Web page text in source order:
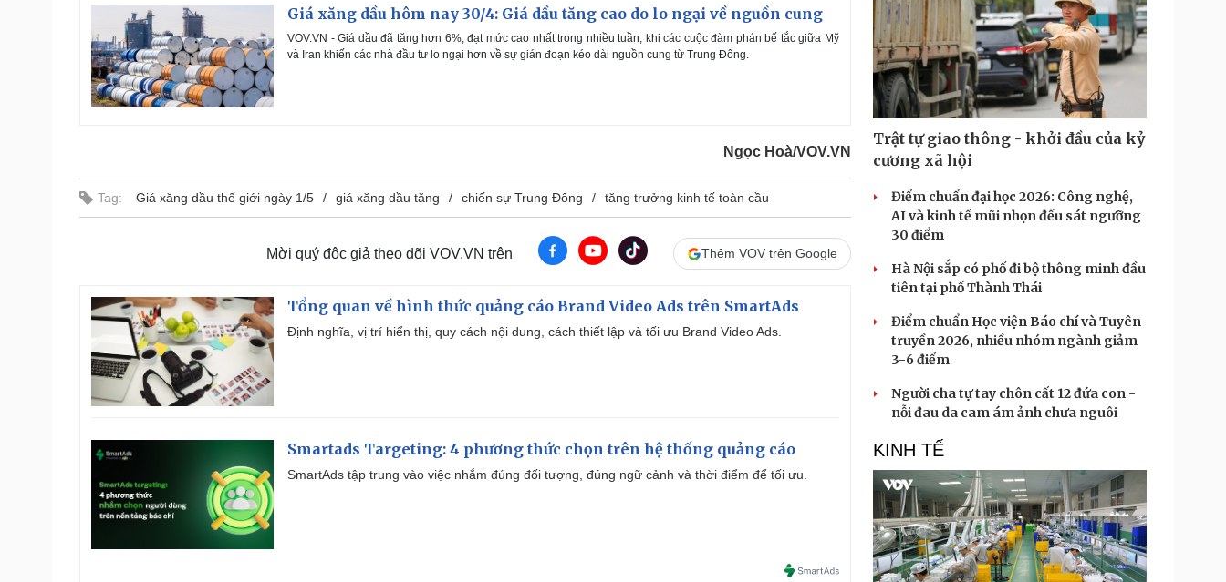
Giá xăng dầu hôm nay 30/4: Giá dầu tăng cao do lo ngại về nguồn cung
VOV.VN - Giá dầu đã tăng hơn 6%, đạt mức cao nhất trong nhiều tuần, khi các cuộc đàm phán bế tắc giữa Mỹ
và Iran khiến các nhà đầu tư lo ngại hơn về sự gián đoạn kéo dài nguồn cung từ Trung Đông.
Ngọc Hoà/VOV.VN
Tag: Giá xăng dầu thế giới ngày 1/5 giá xăng dầu tăng chiến sự Trung Đông tăng trưởng kinh tế toàn cầu
Mời quý độc giả theo dõi VOV.VN trên Thêm VOV trên Google
Tổng quan về hình thức quảng cáo Brand Video Ads trên SmartAds
Định nghĩa, vị trí hiển thị, quy cách nội dung, cách thiết lập và tối ưu Brand Video Ads.
Smartads Targeting: 4 phương thức chọn trên hệ thống quảng cáo
SmartAds tập trung vào việc nhắm đúng đối tượng, đúng ngữ cảnh và thời điểm để tối ưu.
Trật tự giao thông - khởi đầu của kỷ
cương xã hội
Điểm chuẩn đại học 2026: Công nghệ,
AI và kinh tế mũi nhọn đều sát ngưỡng
30 điểm
Hà Nội sắp có phố đi bộ thông minh đầu
tiên tại phố Thành Thái
Điểm chuẩn Học viện Báo chí và Tuyên
truyền 2026, nhiều nhóm ngành giảm
3-6 điểm
Người cha tự tay chôn cất 12 đứa con -
nỗi đau da cam ám ảnh chưa nguôi
KINH TẾ